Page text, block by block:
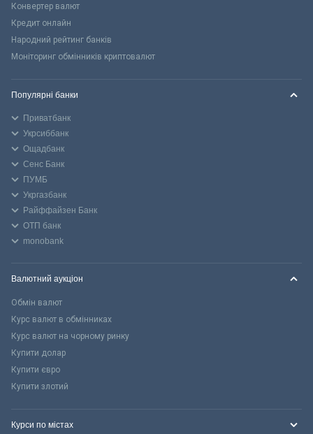
Конвертер валют
Кредит онлайн
Народний рейтинг банків
Моніторинг обмінників криптовалют
Популярні банки
Приватбанк
Укрсиббанк
Ощадбанк
Сенс Банк
ПУМБ
Укргазбанк
Райффайзен Банк
ОТП банк
monobank
Валютний аукціон
Обмін валют
Курс валют в обмінниках
Курс валют на чорному ринку
Купити долар
Купити євро
Купити злотий
Курси по містах